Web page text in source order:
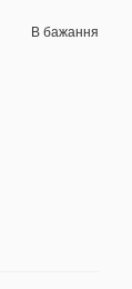
В бажання